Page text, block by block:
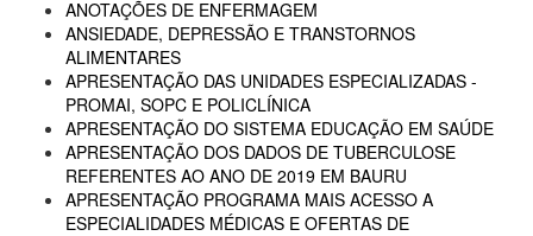
ANOTAÇÕES DE ENFERMAGEM
ANSIEDADE, DEPRESSÃO E TRANSTORNOS
ALIMENTARES
APRESENTAÇÃO DAS UNIDADES ESPECIALIZADAS -
PROMAI, SOPC E POLICLÍNICA
APRESENTAÇÃO DO SISTEMA EDUCAÇÃO EM SAÚDE
APRESENTAÇÃO DOS DADOS DE TUBERCULOSE
REFERENTES AO ANO DE 2019 EM BAURU
APRESENTAÇÃO PROGRAMA MAIS ACESSO A
ESPECIALIDADES MÉDICAS E OFERTAS DE